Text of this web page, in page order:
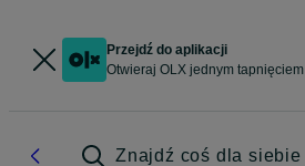
Przejdź do aplikacji
Otwieraj OLX jednym tapnięciem
Znajdź coś dla siebie